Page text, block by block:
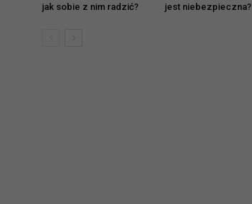
jak sobie z nim radzić?
jest niebezpieczna?